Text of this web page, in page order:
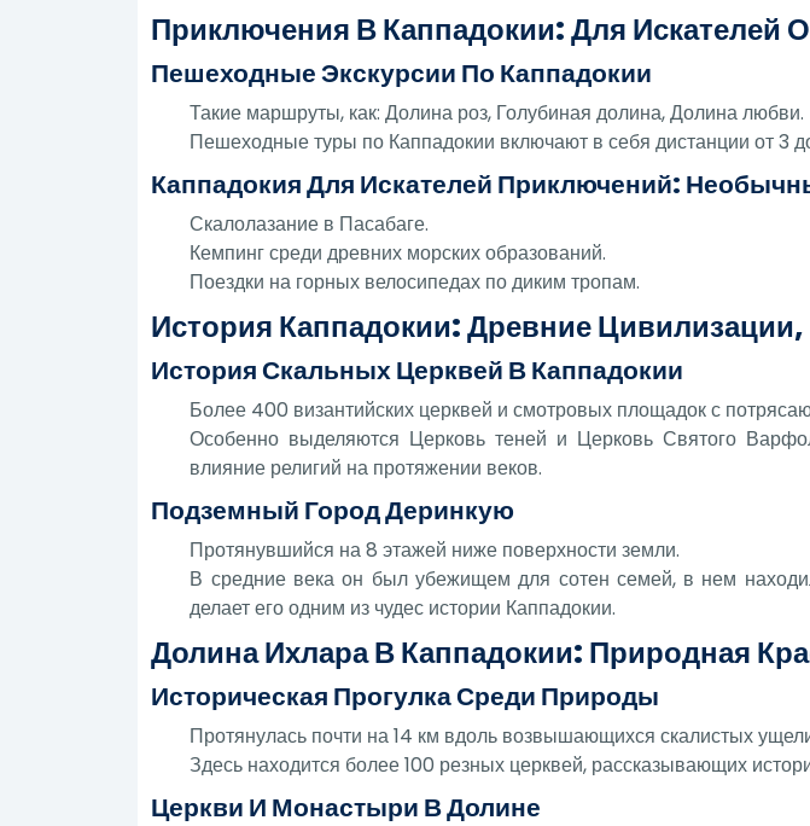
Приключения В Каппадокии: Для
Пешеходные Экскурсии По Каппадокии
Такие маршруты, как: Долина роз, Голубиная долина, Долина любви.
Пешеходные туры по Каппадокии включают в себя дистанции от 3
Каппадокия Для Искателей Приключений:
Скалолазание в Пасабаге.
Кемпинг среди древних морских образований.
Поездки на горных велосипедах по диким тропам.
История Каппадокии: Древние
История Скальных Церквей В Каппадокии
Более 400 византийских церквей и смотровых площадок с
Особенно выделяются Церковь теней и Церковь Святого
влияние религий на протяжении веков.
Подземный Город Деринкую
Протянувшийся на 8 этажей ниже поверхности земли.
В средние века он был убежищем для сотен семей, в нем
делает его одним из чудес истории Каппадокии.
Долина Ихлара В Каппадокии: Природная
Историческая Прогулка Среди Природы
Протянулась почти на 14 км вдоль возвышающихся скалистых
Здесь находится более 100 резных церквей, рассказывающих
Церкви И Монастыри В Долине